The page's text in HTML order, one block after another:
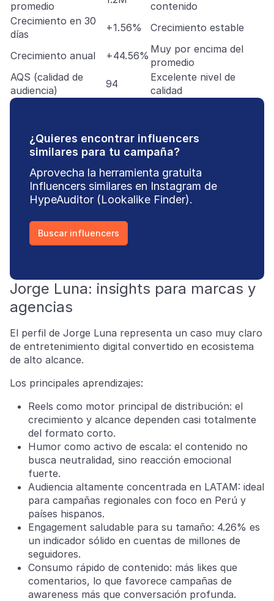
promedio
contenido
Crecimiento en 30
días
+1.56% Crecimiento estable
Crecimiento anual +44.56%
Muy por encima del
promedio
AQS (calidad de
audiencia)
94
Excelente nivel de
calidad
¿Quieres encontrar influencers
similares para tu campaña?
Aprovecha la herramienta gratuita
Influencers similares en Instagram de
HypeAuditor (Lookalike Finder).
Buscar influencers
Jorge Luna: insights para marcas y
agencias
El perfil de Jorge Luna representa un caso muy claro
de entretenimiento digital convertido en ecosistema
de alto alcance.
Los principales aprendizajes:
Reels como motor principal de distribución: el
crecimiento y alcance dependen casi totalmente
del formato corto.
Humor como activo de escala: el contenido no
busca neutralidad, sino reacción emocional
fuerte.
Audiencia altamente concentrada en LATAM: ideal
para campañas regionales con foco en Perú y
países hispanos.
Engagement saludable para su tamaño: 4.26% es
un indicador sólido en cuentas de millones de
seguidores.
Consumo rápido de contenido: más likes que
comentarios, lo que favorece campañas de
awareness más que conversación profunda.